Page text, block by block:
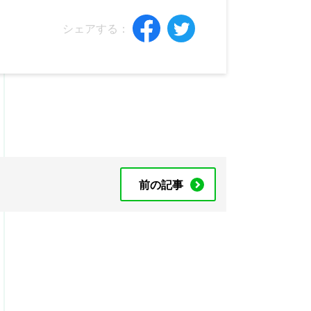
シェアする：
前の記事